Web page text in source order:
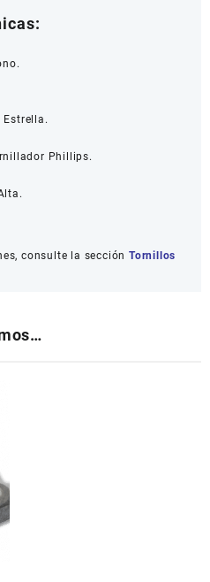
Phillips.
consulte la sección Tornillos